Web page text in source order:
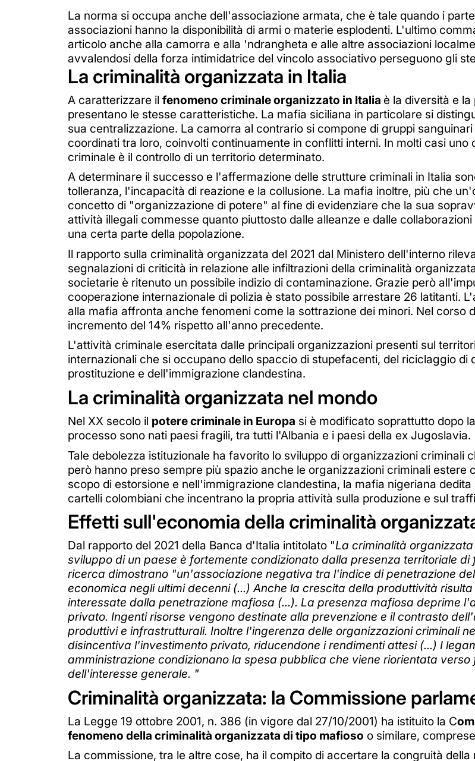
La norma si occupa anche dell'associazione armata, che è tale quando i
associazioni hanno la disponibilità di armi o materie esplodenti. L'ultimo
articolo anche alla camorra e alla 'ndrangheta e alle altre associazioni
avvalendosi della forza intimidatrice del vincolo associativo perseguono gli
La criminalità organizzata in Italia
A caratterizzare il fenomeno criminale organizzato in Italia è la diversità e
presentano le stesse caratteristiche. La mafia siciliana in particolare si
sua centralizzazione. La camorra al contrario si compone di gruppi
coordinati tra loro, coinvolti continuamente in conflitti interni. In molti casi
criminale è il controllo di un territorio determinato.
A determinare il successo e l'affermazione delle strutture criminali in Italia
tolleranza, l'incapacità di reazione e la collusione. La mafia inoltre, più che
concetto di "organizzazione di potere" al fine di evidenziare che la sua
attività illegali commesse quanto piuttosto dalle alleanze e dalle
una certa parte della popolazione.
Il rapporto sulla criminalità organizzata del 2021 dal Ministero dell'interno
segnalazioni di criticità in relazione alle infiltrazioni della criminalità
societarie è ritenuto un possibile indizio di contaminazione. Grazie però
cooperazione internazionale di polizia è stato possibile arrestare 26 latitanti.
alla mafia affronta anche fenomeni come la sottrazione dei minori. Nel corso
incremento del 14% rispetto all'anno precedente.
L'attività criminale esercitata dalle principali organizzazioni presenti sul
internazionali che si occupano dello spaccio di stupefacenti, del riciclaggio
prostituzione e dell'immigrazione clandestina.
La criminalità organizzata nel mondo
Nel XX secolo il potere criminale in Europa si è modificato soprattutto dopo
processo sono nati paesi fragili, tra tutti l'Albania e i paesi della ex Jugoslavia.
Tale debolezza istituzionale ha favorito lo sviluppo di organizzazioni criminali
però hanno preso sempre più spazio anche le organizzazioni criminali
scopo di estorsione e nell'immigrazione clandestina, la mafia nigeriana
cartelli colombiani che incentrano la propria attività sulla produzione e sul
Effetti sull'economia della criminalità
Dal rapporto del 2021 della Banca d'Italia intitolato "La criminalità
sviluppo di un paese è fortemente condizionato dalla presenza territoriale
ricerca dimostrano "un'associazione negativa tra l'indice di penetrazione
economica negli ultimi decenni (...) Anche la crescita della produttività
interessate dalla penetrazione mafiosa (...). La presenza mafiosa deprime
privato. Ingenti risorse vengono destinate alla prevenzione e il contrasto
produttivi e infrastrutturali. Inoltre l'ingerenza delle organizzazioni criminali
disincentiva l'investimento privato, riducendone i rendimenti attesi (...) I
amministrazione condizionano la spesa pubblica che viene riorientata
dell'interesse generale. "
Criminalità organizzata: la Commissione
La Legge 19 ottobre 2001, n. 386 (in vigore dal 27/10/2001) ha istituito la C
fenomeno della criminalità organizzata di tipo mafioso o similare,
La commissione, tra le altre cose, ha il compito di accertare la congruità